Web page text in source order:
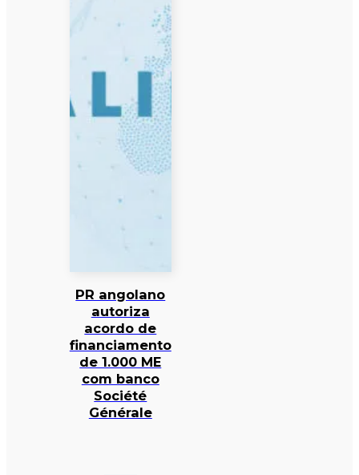
PR angolano
autoriza
acordo de
financiamento
de 1.000 ME
com banco
Société
Générale